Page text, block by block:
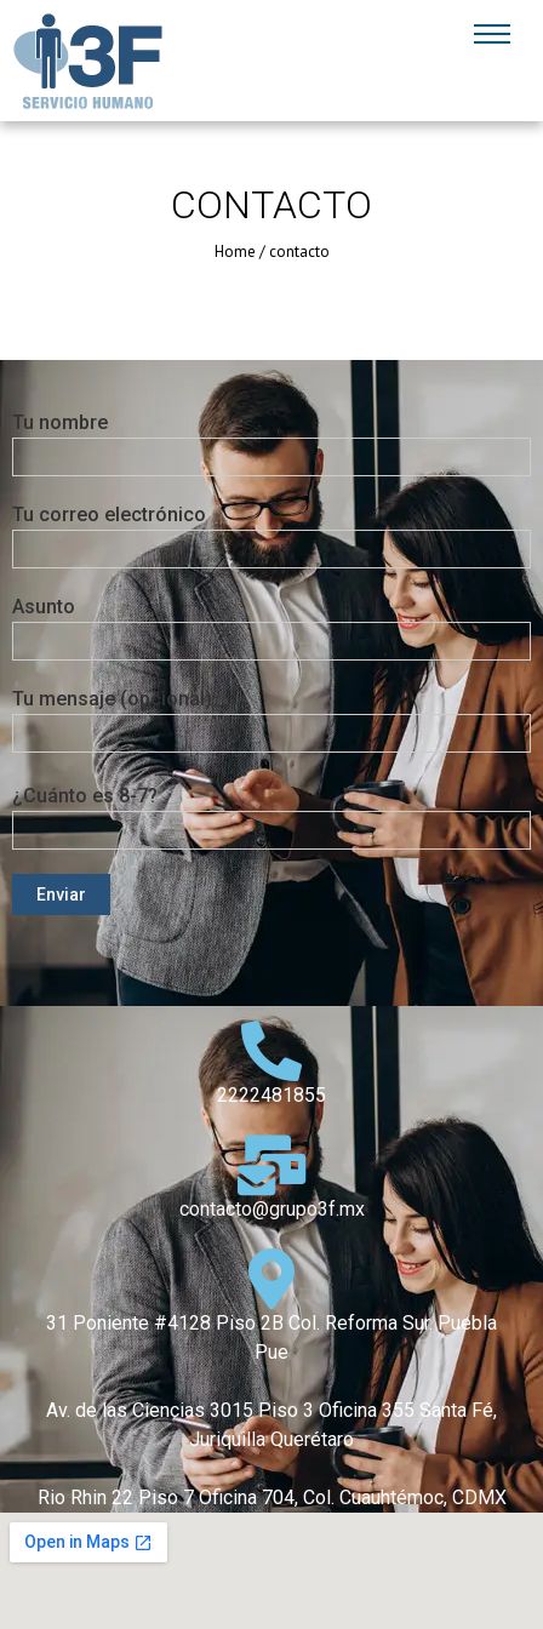
CONTACTO
Home /contacto
Tu nombre
Tu correo electrónico
Asunto
Tu mensaje (opcional)
¿Cuánto es 8-7?
2222481855
contacto@grupo3f.mx
31 Poniente #4128 Piso 2B Col. Reforma Sur. Puebla
Pue
Av. de las Ciencias 3015 Piso 3 Oficina 355 Santa Fé,
Juriquilla Querétaro
Rio Rhin 22 Piso 7 Oficina 704, Col. Cuauhtémoc, CDMX